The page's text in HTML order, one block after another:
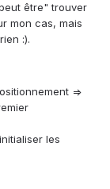
être" trouver
mon cas, mais
:).
=>
les